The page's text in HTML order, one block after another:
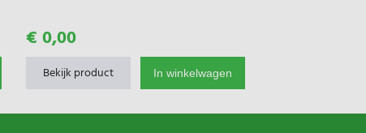
€ 0,00
Bekijk product In winkelwagen